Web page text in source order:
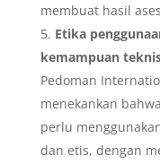
membuat hasil
Etika
kemampuan
Pedoman
menekankan
perlu
dan etis, dengan